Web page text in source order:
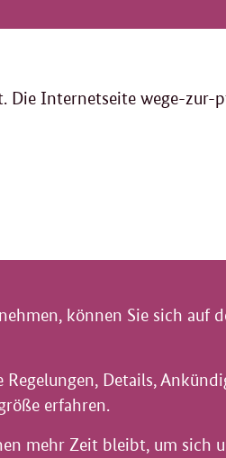
Die Internetseite wege-
können Sie sich auf
Details,
erfahren.
mehr Zeit bleibt, um sich